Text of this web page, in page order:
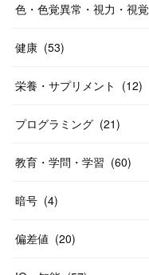
色・色覚異常・視力・視覚
健康 (53)
栄養・サプリメント (12)
プログラミング (21)
教育・学問・学習 (60)
暗号 (4)
偏差値 (20)